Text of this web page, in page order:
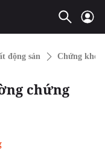
động sản Chứng
chứng